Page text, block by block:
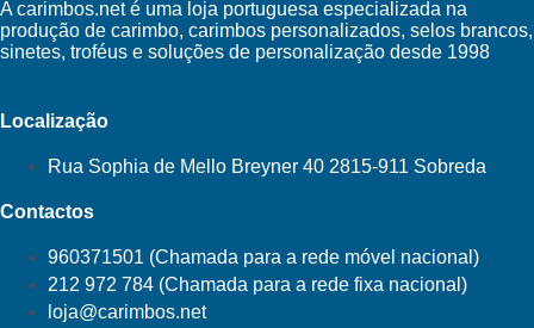
A carimbos.net é uma loja portuguesa especializada na
produção de carimbo, carimbos personalizados, selos brancos,
sinetes, troféus e soluções de personalização desde 1998
Localização
Rua Sophia de Mello Breyner 40 2815-911 Sobreda
Contactos
960371501 (Chamada para a rede móvel nacional)
212 972 784 (Chamada para a rede fixa nacional)
loja@carimbos.net